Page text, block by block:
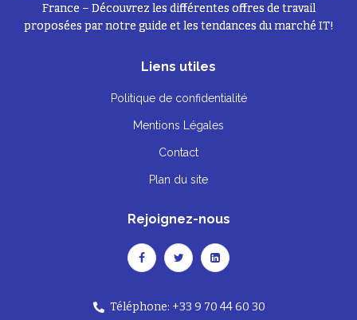
France – Découvrez les différentes offres de travail
proposées par notre guide et les tendances du marché IT!
Liens utiles
Politique de confidentialité
Mentions Légales
Contact
Plan du site
Rejoignez-nous
Téléphone: +33 9 70 44 60 30